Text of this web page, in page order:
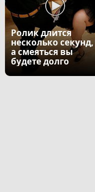
Ролик длится
несколько секунд,
а смеяться вы
будете долго